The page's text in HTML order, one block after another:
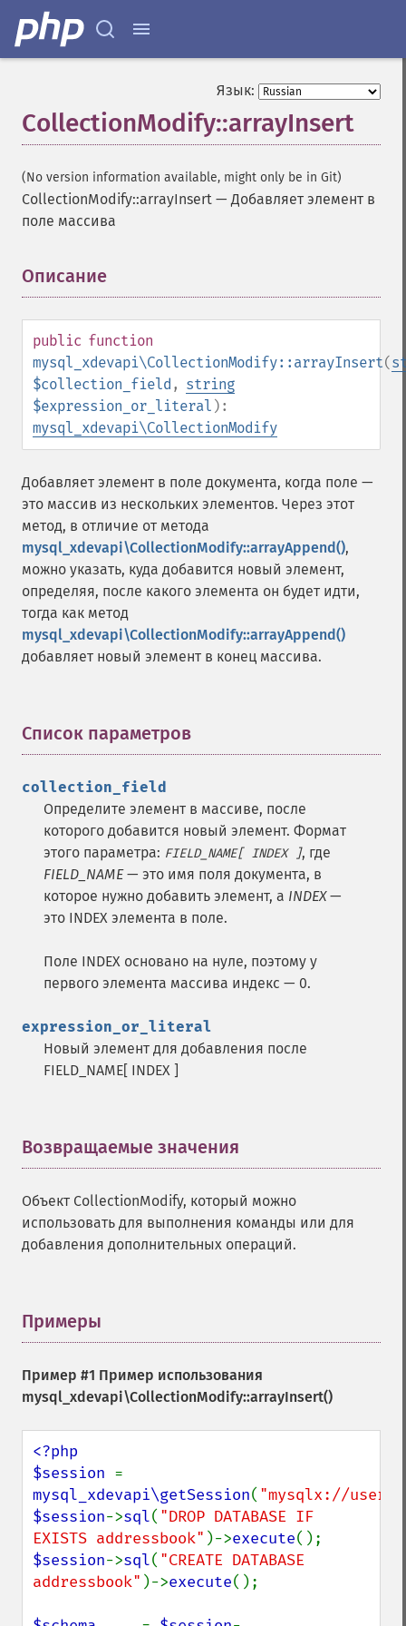
Язык:
CollectionModify::arrayInsert
(No version information available, might only be in Git)
CollectionModify::arrayInsert —Добавляет элемент в
поле массива
Описание
public function
mysql_xdevapi\CollectionModify::arrayInsert(
$collection_field , string
$expression_or_literal ):
mysql_xdevapi\CollectionModify
Добавляет элемент в поле документа, когда поле —
это массив из нескольких элементов. Через этот
метод, в отличие от метода
mysql_xdevapi\CollectionModify::arrayAppend(),
можно указать, куда добавится новый элемент,
определяя, после какого элемента он будет идти,
тогда как метод
mysql_xdevapi\CollectionModify::arrayAppend()
добавляет новый элемент в конец массива.
Список параметров
collection_field
Определите элемент в массиве, после
которого добавится новый элемент. Формат
этого параметра: FIELD_NAME[ INDEX ], где
FIELD_NAME— это имя поля документа, в
которое нужно добавить элемент, а INDEX—
это INDEX элемента в поле.
Поле INDEX основано на нуле, поэтому у
первого элемента массива индекс — 0.
expression_or_literal
Новый элемент для добавления после
FIELD_NAME[ INDEX ]
Возвращаемые значения
Объект CollectionModify, который можно
использовать для выполнения команды или для
добавления дополнительных операций.
Примеры
Пример #1 Пример использования
mysql_xdevapi\CollectionModify::arrayInsert()
<?php
$session
mysql_xdevapi\getSession( "mysqlx://
$session->sql( "DROP DATABASE IF
EXISTS addressbook" )->execute
$session->sql( "CREATE DATABASE
addressbook" )->execute();